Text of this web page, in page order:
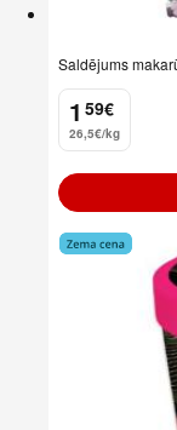
Saldējums
1
. 59€
26,5€/kg